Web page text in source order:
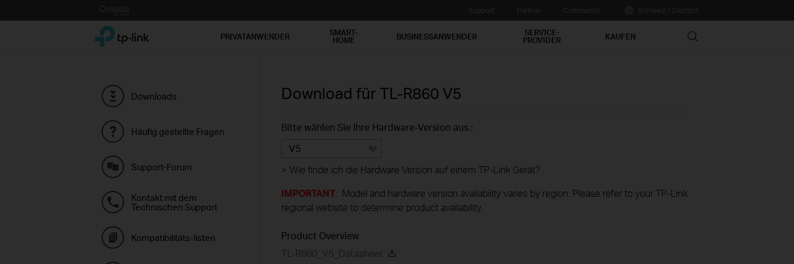
to
TP-Link, Reliably Smart PRIVATANWENDER SMART-
HOME BUSINESSANWENDER SERVICE-
PROVIDER KAUFEN Search
Downloads
Häufig gestellte Fragen
Support-Forum
Kontakt mit dem
Technischen Support
Kompatibilitäts-listen
Download für TL-R860 V5
Bitte wählen Sie Ihre Hardware-Version aus.:
V5
> Wie finde ich die Hardware Version auf einem TP-Link Gerät?
IMPORTANT: Model and hardware version availability varies by region. Please refer to your TP-Link
regional website to determine product availability.
Product Overview
TL-R860_V5_Datasheet